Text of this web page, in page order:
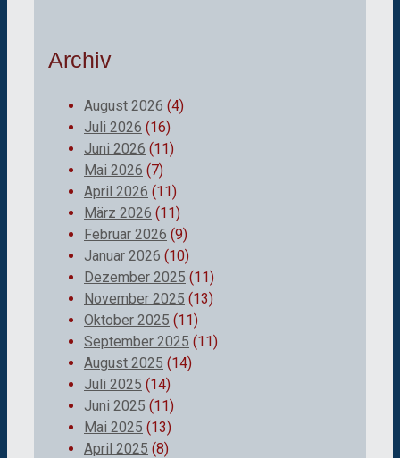
Archiv
August 2026 (4)
Juli 2026 (16)
Juni 2026 (11)
Mai 2026 (7)
April 2026 (11)
März 2026 (11)
Februar 2026 (9)
Januar 2026 (10)
Dezember 2025 (11)
November 2025 (13)
Oktober 2025 (11)
September 2025 (11)
August 2025 (14)
Juli 2025 (14)
Juni 2025 (11)
Mai 2025 (13)
April 2025 (8)